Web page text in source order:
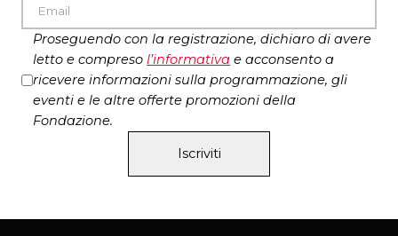
Proseguendo con la registrazione, dichiaro di avere
letto e compreso l’informativa e acconsento a
ricevere informazioni sulla programmazione, gli
eventi e le altre offerte promozioni della
Fondazione.
Iscriviti